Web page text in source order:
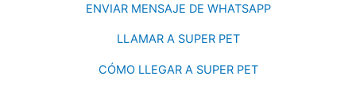
ENVIAR MENSAJE DE WHATSAPP
LLAMAR A SUPER PET
CÓMO LLEGAR A SUPER PET